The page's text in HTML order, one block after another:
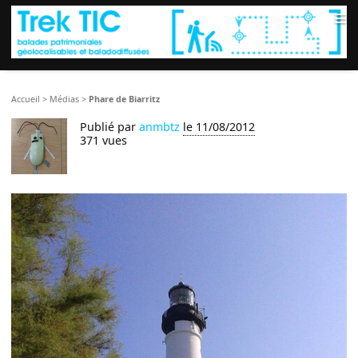
≡
Accueil > Médias > Phare de Biarritz
Publié paranmbtz le 11/08/2012
371 vues